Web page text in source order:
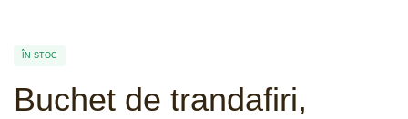
ÎN STOC
Buchet de trandafiri,